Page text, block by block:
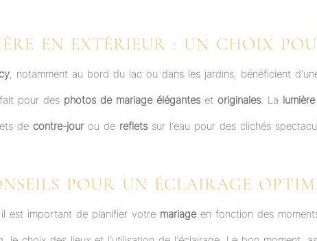
EN EXTÉRIEUR : UN CHOIX
, notamment au bord du lac ou dans les jardins, bénéficient
pour des photos de mariage éléganteset originales. La lumière
de contre-jourou de refletssur l’eau pour des clichés
POUR UN ÉCLAIRAGE
est important de planifier votre mariageen fonction des